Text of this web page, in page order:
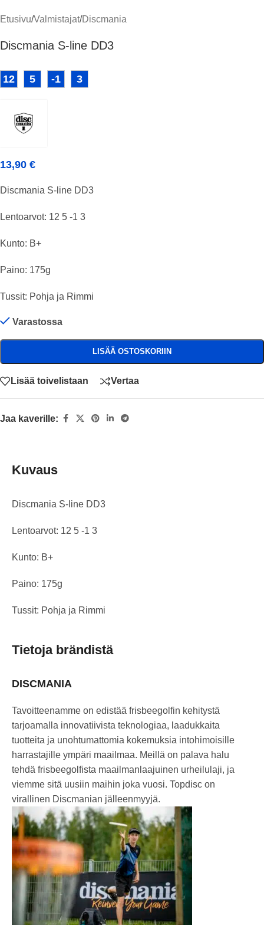
Etusivu/Valmistajat/Discmania
Discmania S-line DD3
12 5 -1 3
13,90 €
Discmania S-line DD3
Lentoarvot: 12 5 -1 3
Kunto: B+
Paino: 175g
Tussit: Pohja ja Rimmi
Varastossa
LISÄÄ OSTOSKORIIN
Lisää toivelistaan Vertaa
Jaa kaverille:
Kuvaus
Discmania S-line DD3
Lentoarvot: 12 5 -1 3
Kunto: B+
Paino: 175g
Tussit: Pohja ja Rimmi
Tietoja brändistä
DISCMANIA
Tavoitteenamme on edistää frisbeegolfin kehitystä
tarjoamalla innovatiivista teknologiaa, laadukkaita
tuotteita ja unohtumattomia kokemuksia intohimoisille
harrastajille ympäri maailmaa. Meillä on palava halu
tehdä frisbeegolfista maailmanlaajuinen urheilulaji, ja
viemme sitä uusiin maihin joka vuosi. Topdisc on
virallinen Discmanian jälleenmyyjä.